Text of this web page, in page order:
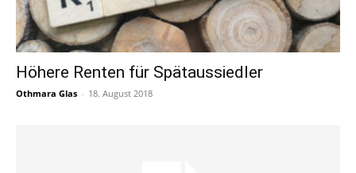
Höhere Renten für Spätaussiedler
Othmara Glas - 18. August 2018